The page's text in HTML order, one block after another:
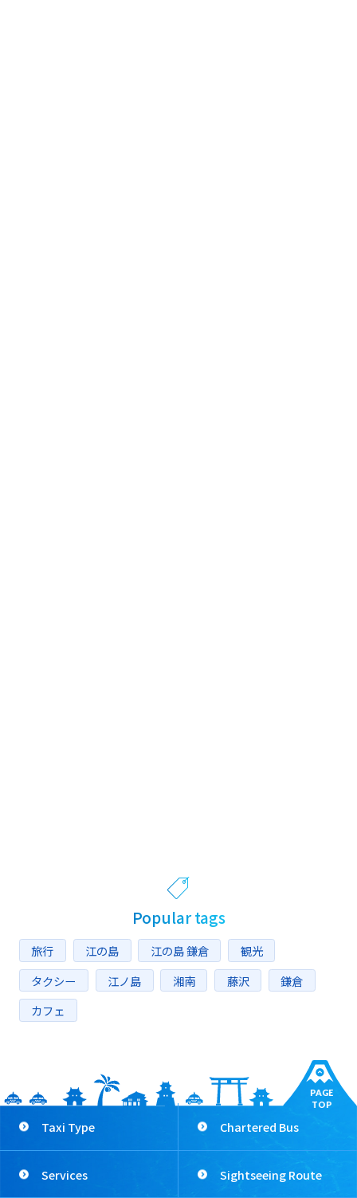
Popular tags
旅行 江の島 江の島 鎌倉
観光
タクシー
江ノ島 湘南 藤沢
鎌倉
カフェ
PAGE
TOP
Taxi Type Chartered Bus
Services Sightseeing Route